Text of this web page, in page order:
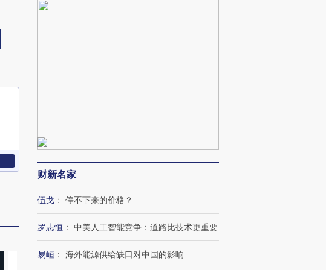
财新名家
伍戈 ： 停不下来的价格？
罗志恒 ： 中美人工智能竞争：道路比技术更重要
易峘 ： 海外能源供给缺口对中国的影响